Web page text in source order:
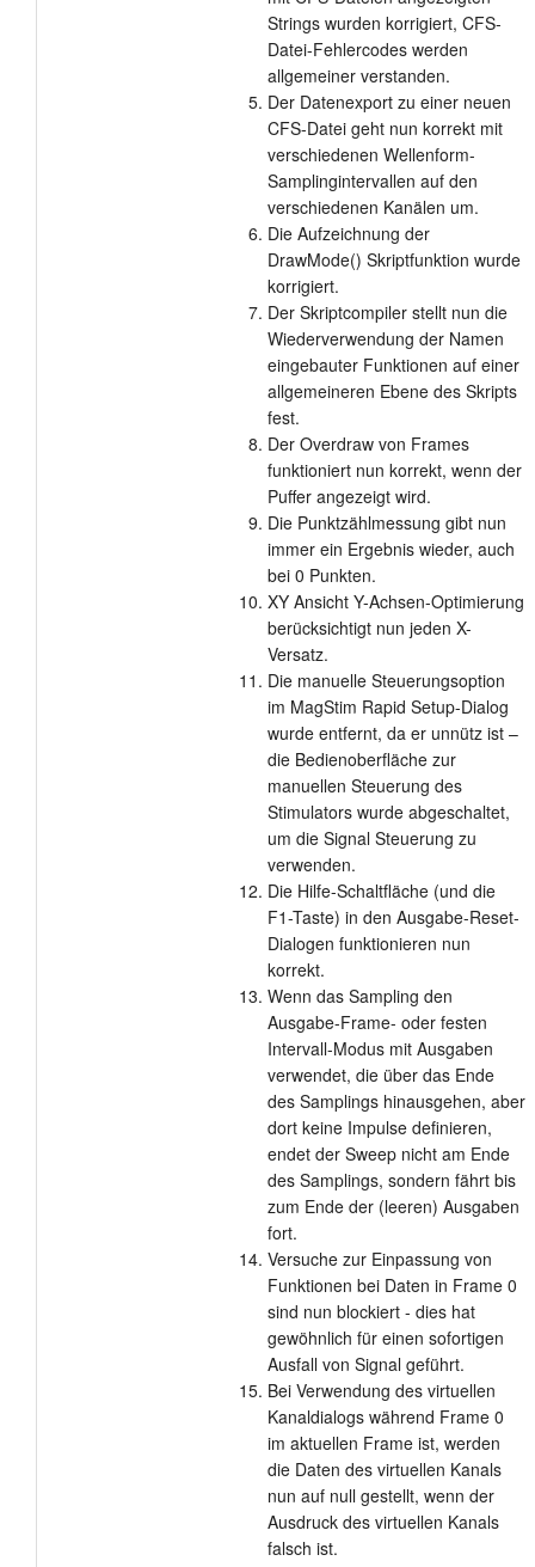
Strings wurden korrigiert, CFS-
Datei-Fehlercodes werden
allgemeiner verstanden.
Der Datenexport zu einer neuen
CFS-Datei geht nun korrekt mit
verschiedenen Wellenform-
Samplingintervallen auf den
verschiedenen Kanälen um.
Die Aufzeichnung der
DrawMode() Skriptfunktion wurde
korrigiert.
Der Skriptcompiler stellt nun die
Wiederverwendung der Namen
eingebauter Funktionen auf einer
allgemeineren Ebene des Skripts
fest.
Der Overdraw von Frames
funktioniert nun korrekt, wenn der
Puffer angezeigt wird.
Die Punktzählmessung gibt nun
immer ein Ergebnis wieder, auch
bei 0 Punkten.
XY Ansicht Y-Achsen-Optimierung
berücksichtigt nun jeden X-
Versatz.
Die manuelle Steuerungsoption
im MagStim Rapid Setup-Dialog
wurde entfernt, da er unnütz ist –
die Bedienoberfläche zur
manuellen Steuerung des
Stimulators wurde abgeschaltet,
um die Signal Steuerung zu
verwenden.
Die Hilfe-Schaltfläche (und die
F1-Taste) in den Ausgabe-Reset-
Dialogen funktionieren nun
korrekt.
Wenn das Sampling den
Ausgabe-Frame- oder festen
Intervall-Modus mit Ausgaben
verwendet, die über das Ende
des Samplings hinausgehen, aber
dort keine Impulse definieren,
endet der Sweep nicht am Ende
des Samplings, sondern fährt bis
zum Ende der (leeren) Ausgaben
fort.
Versuche zur Einpassung von
Funktionen bei Daten in Frame 0
sind nun blockiert - dies hat
gewöhnlich für einen sofortigen
Ausfall von Signal geführt.
Bei Verwendung des virtuellen
Kanaldialogs während Frame 0
im aktuellen Frame ist, werden
die Daten des virtuellen Kanals
nun auf null gestellt, wenn der
Ausdruck des virtuellen Kanals
falsch ist.